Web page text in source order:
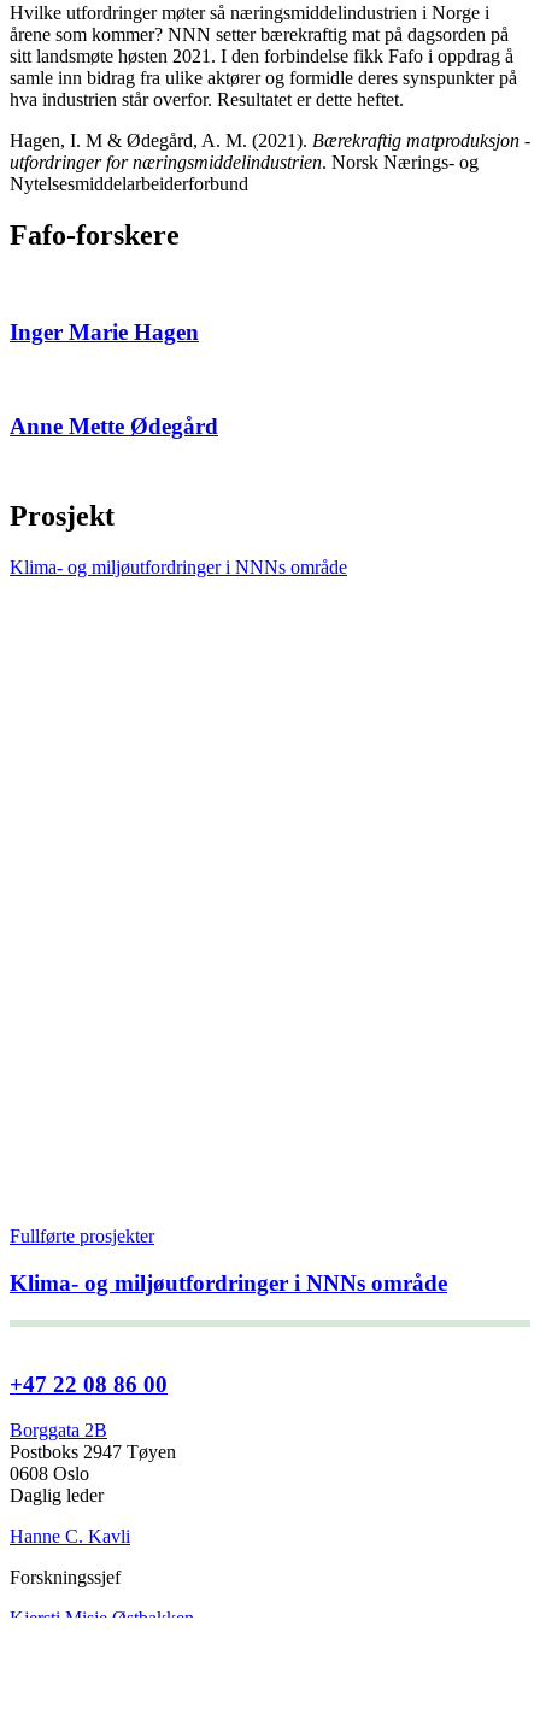
Hvilke utfordringer møter så næringsmiddelindustrien i Norge i
årene som kommer? NNN setter bærekraftig mat på dagsorden på
sitt landsmøte høsten 2021. I den forbindelse fikk Fafo i oppdrag å
samle inn bidrag fra ulike aktører og formidle deres synspunkter på
hva industrien står overfor. Resultatet er dette heftet.
Hagen, I. M & Ødegård, A. M. (2021). Bærekraftig matproduksjon -
utfordringer for næringsmiddelindustrien. Norsk Nærings- og
Nytelsesmiddelarbeiderforbund
Fafo-forskere
Inger Marie Hagen
Anne Mette Ødegård
Prosjekt
Klima- og miljøutfordringer i NNNs område
Fullførte prosjekter
Klima- og miljøutfordringer i NNNs område
+47 22 08 86 00
Borggata 2B
Postboks 2947 Tøyen
0608 Oslo
Daglig leder
Hanne C. Kavli
Forskningssjef
Kjersti Misje Østbakken